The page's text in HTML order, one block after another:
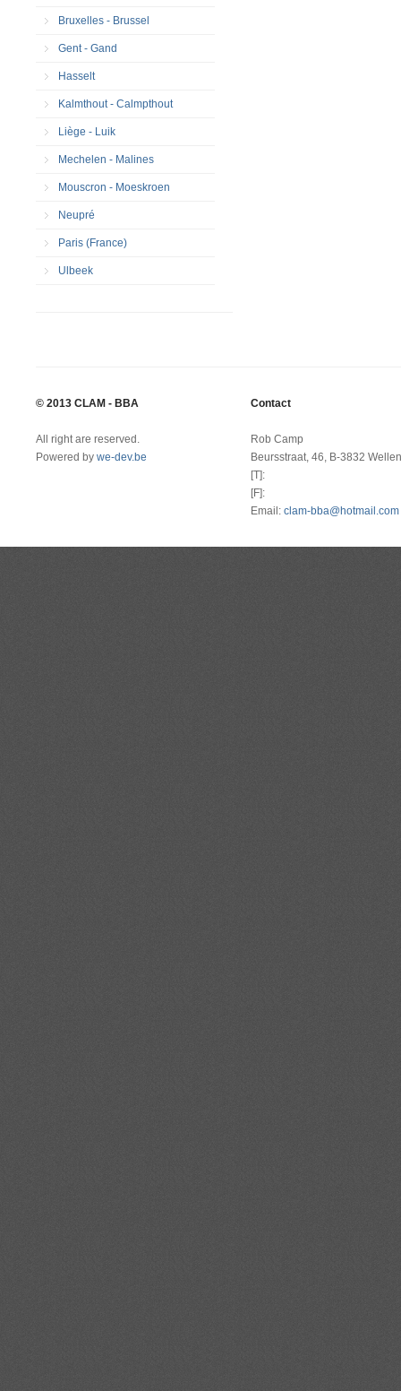
Bruxelles - Brussel
Gent - Gand
Hasselt
Kalmthout - Calmpthout
Liège - Luik
Mechelen - Malines
Mouscron - Moeskroen
Neupré
Paris (France)
Ulbeek
© 2013 CLAM - BBA
All right are reserved.
Powered by we-dev.be
Contact
Rob Camp
Beursstraat, 46, B-3832 Wellen
[T]:
[F]:
Email: clam-bba@hotmail.com